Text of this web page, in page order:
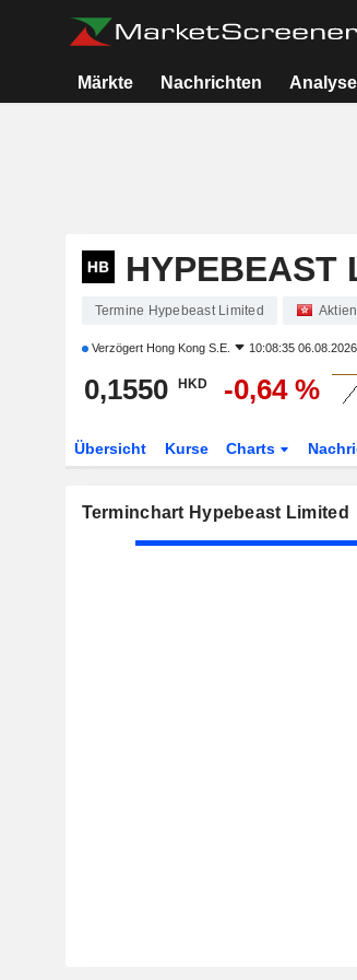
Märkte Nachrichten
HYPEBEAST
Termine Hypebeast Limited Aktien
Verzögert Hong Kong S.E. 10:08:35 06.08.2026
0,1550 HKD -0,64 %
Übersicht Kurse Charts
Terminchart Hypebeast Limited